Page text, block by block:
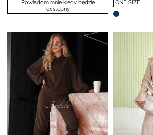
Powiadom mnie kiedy będzie
dostępny
ONE SIZE